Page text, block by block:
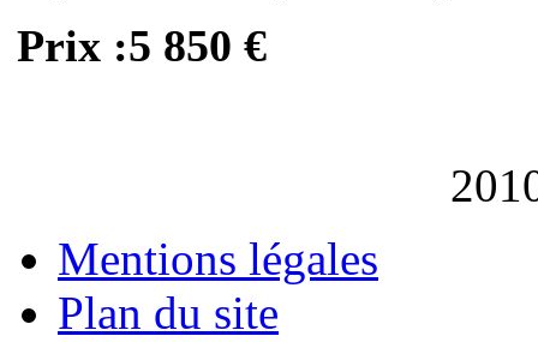
Prix :5 850 €
Mentions légales
Plan du site